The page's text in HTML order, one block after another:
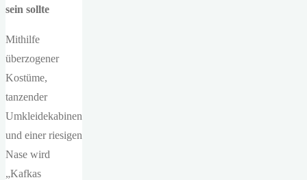
sein sollte
Mithilfe
überzogener
Kostüme,
tanzender
Umkleidekabinen
und einer riesigen
Nase wird
„Kafkas